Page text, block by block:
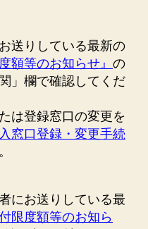
送りしている最新の
額等のお知らせ』 の
」欄で確認してくだ
は登録窓口の変更を
窓口登録・変更手続
にお送りしている最
限度額等のお知ら